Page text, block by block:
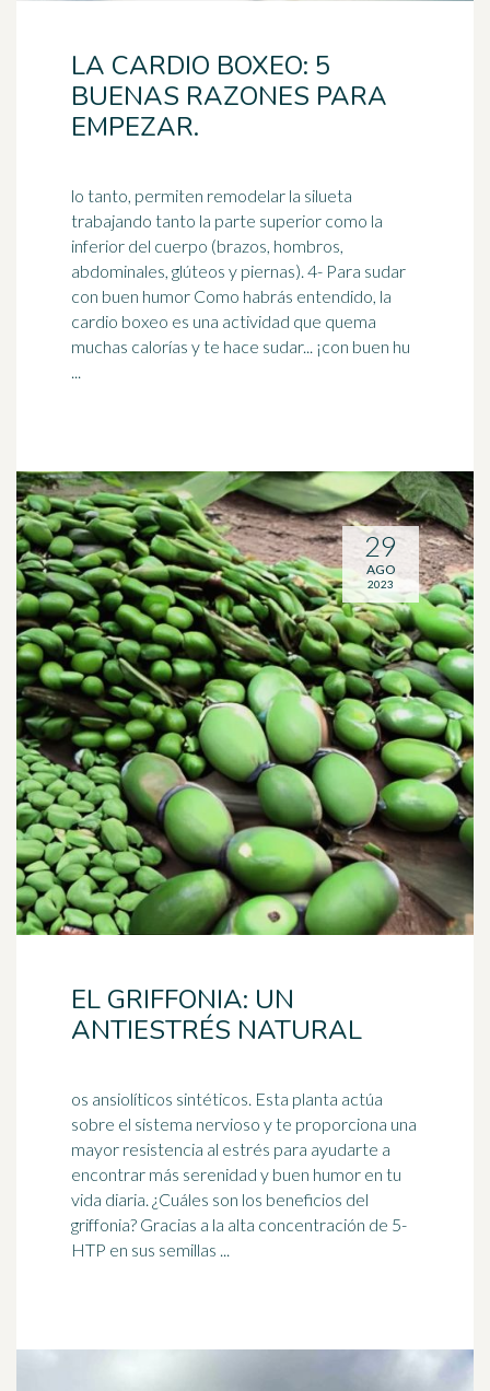
LA CARDIO BOXEO: 5
BUENAS RAZONES PARA
EMPEZAR.
lo tanto, permiten remodelar la silueta
trabajando tanto la parte superior como la
inferior del cuerpo (brazos, hombros,
abdominales, glúteos y piernas). 4- Para sudar
con buen humor Como habrás entendido, la
cardio boxeo es una actividad que quema
muchas calorías y te hace sudar... ¡con buen hu
...
EL GRIFFONIA: UN
ANTIESTRÉS NATURAL
os ansiolíticos sintéticos. Esta planta actúa
sobre el sistema nervioso y te proporciona una
mayor resistencia al estrés para ayudarte a
encontrar más serenidad y buen humor en tu
vida diaria. ¿Cuáles son los beneficios del
griffonia? Gracias a la alta concentración de 5-
HTP en sus semillas ...
29
AGO
2023